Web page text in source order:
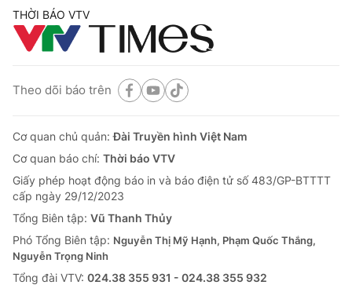
THỜI BÁO VTV
Theo dõi báo trên
Cơ quan chủ quản:Đài Truyền hình Việt Nam
Cơ quan báo chí: Thời báo VTV
Giấy phép hoạt động báo in và báo điện tử số 483/GP-BTTTT
cấp ngày 29/12/2023
Tổng Biên tập: Vũ Thanh Thủy
Phó Tổng Biên tập: Nguyễn Thị Mỹ Hạnh, Phạm Quốc Thắng,
Nguyễn Trọng Ninh
Tổng đài VTV: 024.38 355 931 - 024.38 355 932